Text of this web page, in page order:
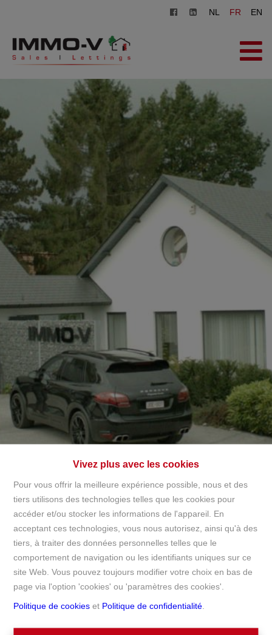
Vivez plus avec les cookies
Pour vous offrir la meilleure expérience possible, nous et des
tiers utilisons des technologies telles que les cookies pour
accéder et/ou stocker les informations de l'appareil. En
acceptant ces technologies, vous nous autorisez, ainsi qu'à des
tiers, à traiter des données personnelles telles que le
comportement de navigation ou les identifiants uniques sur ce
site Web. Vous pouvez toujours modifier votre choix en bas de
page via l'option 'cookies' ou 'paramètres des cookies'.
Politique de cookies et Politique de confidentialité
NL FR EN
ACCUEIL
À VENDRE
À LOUER
AGENCE
INSCRIPTION
CONTACT
ESTIMATION GRATUITE
info@immov.be
Accueil
Accueil